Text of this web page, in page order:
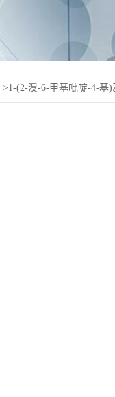
>1-(2-溴-6-甲基吡啶-4-基)